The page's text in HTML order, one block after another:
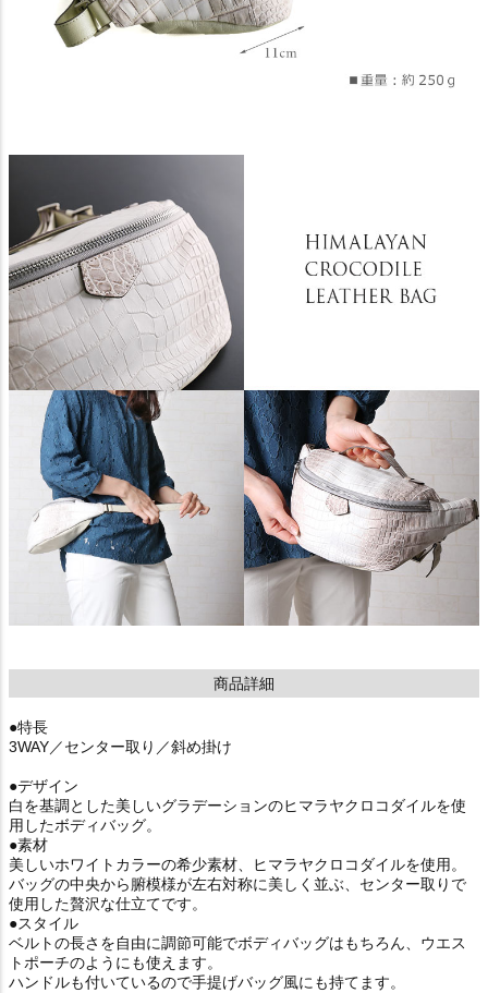
商品詳細
●特長
3WAY／センター取り／斜め掛け
●デザイン
白を基調とした美しいグラデーションのヒマラヤクロコダイルを使
用したボディバッグ。
●素材
美しいホワイトカラーの希少素材、ヒマラヤクロコダイルを使用。
バッグの中央から腑模様が左右対称に美しく並ぶ、センター取りで
使用した贅沢な仕立てです。
●スタイル
ベルトの長さを自由に調節可能でボディバッグはもちろん、ウエス
トポーチのようにも使えます。
ハンドルも付いているので手提げバッグ風にも持てます。